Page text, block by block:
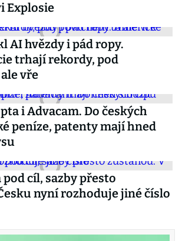
Explosie
AI hvězdy i pád ropy.
trhají rekordy, pod
vře
i Advacam. Do českých
peníze, patenty mají hned
cíl, sazby přesto
nyní rozhoduje jiné číslo